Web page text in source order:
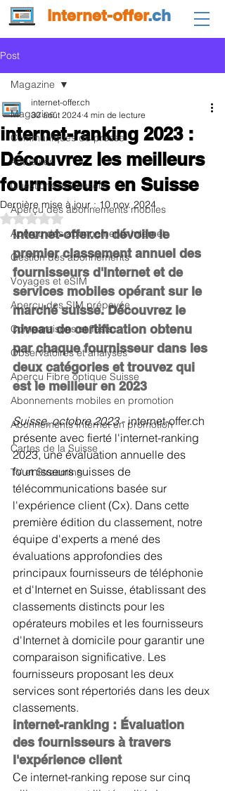
internet-offer.ch
Post
Magazine
Communiqués de presse
Actualités
Questions et Conseils
Aperçu des abonnements mobiles
Aperçu des abonnements Internet
Gestion des abonnements
Voyages et eSIM
Aperçu des SIM prépayée
Comparaisons et Tests
Observatoires et analyses
Aperçu Fibre optique Suisse
Abonnements mobiles en promotion
Abonnements Internet en promotion
Cartes de la Suisse
TV et Streaming
Magazine
internet-ranking 2023 :
Découvrez les meilleurs
fournisseurs en Suisse
internet-offer.ch
30 août 2024 4 min de lecture
Dernière mise à jour :10 nov. 2024
Noté NaN étoiles sur 5.
internet-offer.ch dévoile le
premier classement annuel des
fournisseurs d'Internet et de
services mobiles opérant sur le
marché suisse. Découvrez le
niveau de certification obtenu
par chaque fournisseur dans les
deux catégories et trouvez qui
est le meilleur en 2023
Suisse, octobre 2023 - internet-offer.ch
présente avec fierté l'internet-ranking
2023, une évaluation annuelle des
fournisseurs suisses de
télécommunications basée sur
l'expérience client (Cx). Dans cette
première édition du classement, notre
équipe d'experts a mené des
évaluations approfondies des
principaux fournisseurs de téléphonie
et d'Internet en Suisse, établissant des
classements distincts pour les
opérateurs mobiles et les fournisseurs
d'Internet à domicile pour garantir une
comparaison significative. Les
fournisseurs proposant les deux
services sont répertoriés dans les deux
classements.
internet-ranking : Évaluation
des fournisseurs à travers
l'expérience client
Ce internet-ranking repose sur cinq